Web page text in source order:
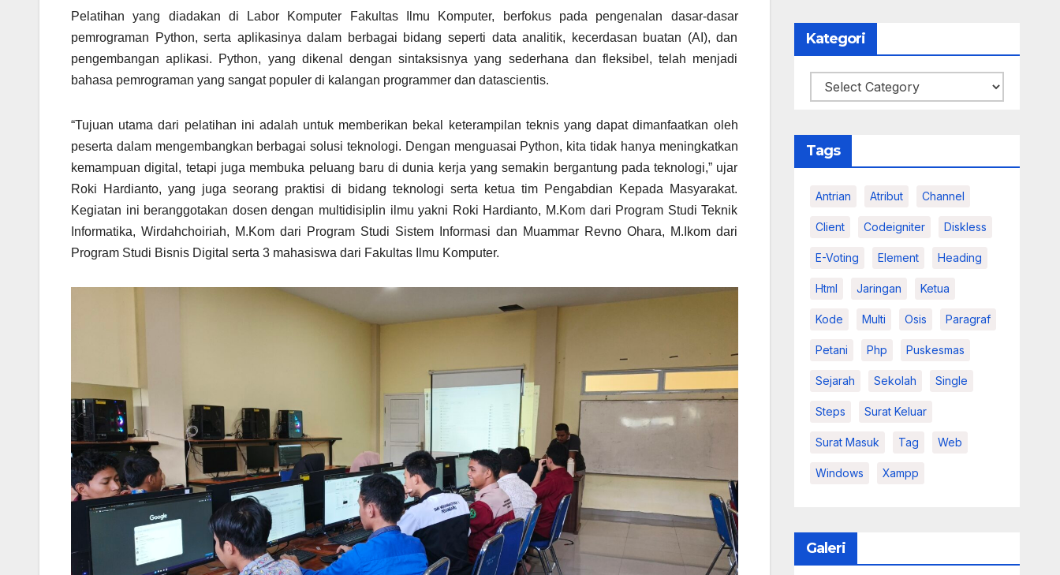
Pelatihan yang diadakan di Labor Komputer Fakultas Ilmu Komputer, berfokus pada pengenalan dasar-dasar
pemrograman Python, serta aplikasinya dalam berbagai bidang seperti data analitik, kecerdasan buatan (AI), dan
pengembangan aplikasi. Python, yang dikenal dengan sintaksisnya yang sederhana dan fleksibel, telah menjadi
bahasa pemrograman yang sangat populer di kalangan programmer dan datascientis.
“Tujuan utama dari pelatihan ini adalah untuk memberikan bekal keterampilan teknis yang dapat dimanfaatkan oleh
peserta dalam mengembangkan berbagai solusi teknologi. Dengan menguasai Python, kita tidak hanya meningkatkan
kemampuan digital, tetapi juga membuka peluang baru di dunia kerja yang semakin bergantung pada teknologi,” ujar
Roki Hardianto, yang juga seorang praktisi di bidang teknologi serta ketua tim Pengabdian Kepada Masyarakat.
Kegiatan ini beranggotakan dosen dengan multidisiplin ilmu yakni Roki Hardianto, M.Kom dari Program Studi Teknik
Informatika, Wirdahchoiriah, M.Kom dari Program Studi Sistem Informasi dan Muammar Revno Ohara, M.Ikom dari
Program Studi Bisnis Digital serta 3 mahasiswa dari Fakultas Ilmu Komputer.
Kategori
Kategori
Tags
Antrian Atribut Channel
Client Codeigniter Diskless
E-Voting Element Heading
Html Jaringan Ketua
Kode Multi Osis Paragraf
Petani Php Puskesmas
Sejarah Sekolah Single
Steps Surat Keluar
Surat Masuk Tag Web
Windows Xampp
Galeri